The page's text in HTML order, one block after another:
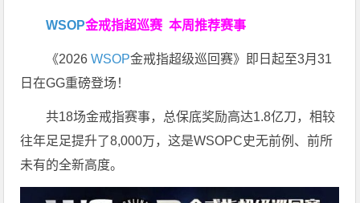
WSOP金戒指超巡赛本周推荐赛事
《2026WSOP金戒指超级巡回赛》即日起至3月31
日在GG重磅登场！
共18场金戒指赛事，总保底奖励高达1.8亿刀，相较
往年足足提升了8,000万，这是WSOPC史无前例、前所
未有的全新高度。